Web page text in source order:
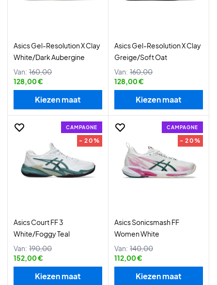
Asics Gel-Resolution X Clay
White/Dark Aubergine
Van: 160,00
128,00 €
Kiezen maat
Asics Gel-Resolution X Clay
Greige/Soft Oat
Van: 160,00
128,00 €
Kiezen maat
CAMPAGNE
- 20%
Asics Court FF 3
White/Foggy Teal
Van: 190,00
152,00 €
Kiezen maat
CAMPAGNE
- 20%
Asics Sonicsmash FF
Women White
Van: 140,00
112,00 €
Kiezen maat